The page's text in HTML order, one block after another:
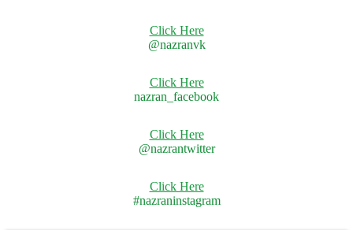
Click Here
@nazranvk
Click Here
nazran_facebook
Click Here
@nazrantwitter
Click Here
#nazraninstagram